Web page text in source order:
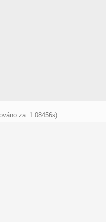
za: 1.08456s)